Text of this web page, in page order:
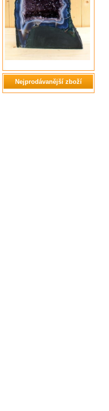
Nejprodávanější zboží